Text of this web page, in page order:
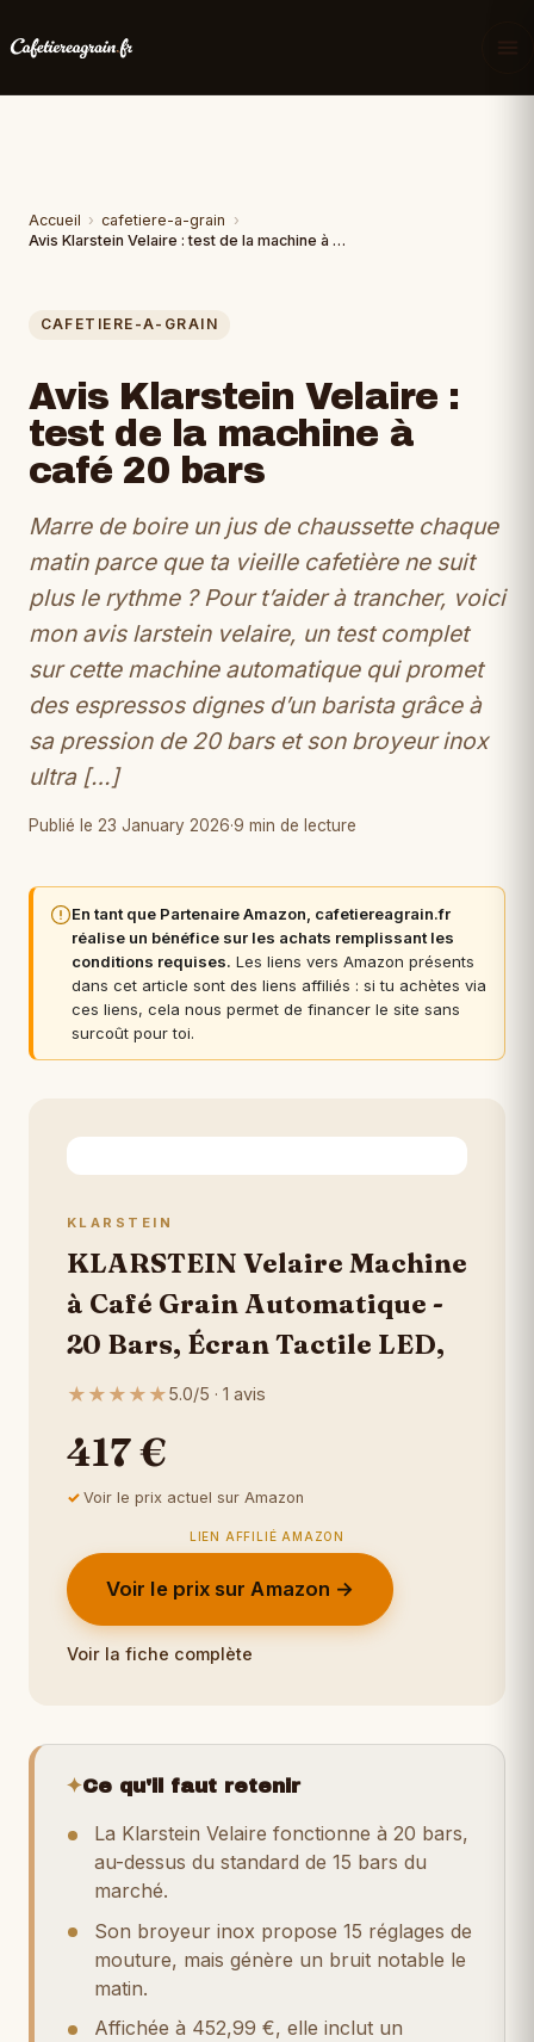
Accueil › cafetiere-a-grain ›
Avis Klarstein Velaire : test de la machine à café 20 bars
CAFETIERE-A-GRAIN
Avis Klarstein Velaire :
test de la machine à
café 20 bars
Marre de boire un jus de chaussette chaque
matin parce que ta vieille cafetière ne suit
plus le rythme ? Pour t’aider à trancher, voici
mon avis larstein velaire, un test complet
sur cette machine automatique qui promet
des espressos dignes d’un barista grâce à
sa pression de 20 bars et son broyeur inox
ultra […]
Publié le 23 January 2026·9 min de lecture
En tant que Partenaire Amazon, cafetiereagrain.fr
réalise un bénéfice sur les achats remplissant les
conditions requises. Les liens vers Amazon présents
dans cet article sont des liens affiliés : si tu achètes via
ces liens, cela nous permet de financer le site sans
surcoût pour toi.
KLARSTEIN
KLARSTEIN Velaire Machine
à Café Grain Automatique -
20 Bars, Écran Tactile LED,
★ ★ ★ ★ ★5.0/5 · 1 avis
417 €
Voir le prix actuel sur Amazon
LIEN AFFILIÉ AMAZON
Voir le prix sur Amazon →
Voir la fiche complète
✦Ce qu'il faut retenir
La Klarstein Velaire fonctionne à 20 bars,
au-dessus du standard de 15 bars du
marché.
Son broyeur inox propose 15 réglages de
mouture, mais génère un bruit notable le
matin.
Affichée à 452,99 €, elle inclut un